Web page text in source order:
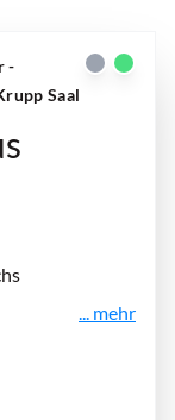
-
Saal
... mehr